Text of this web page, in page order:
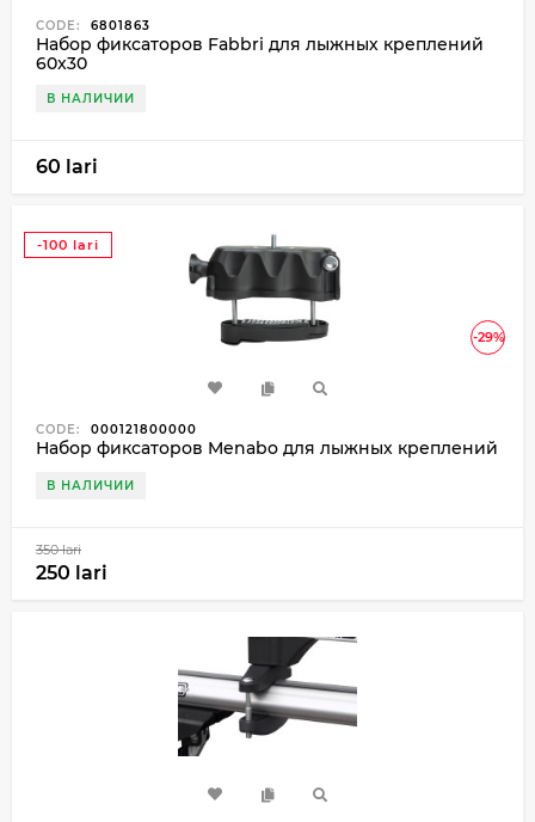
CODE: 6801863
Набор фиксаторов Fabbri для лыжных креплений
60x30
В НАЛИЧИИ
60 lari
-29%
-100 lari
CODE: 000121800000
Набор фиксаторов Menabo для лыжных креплений
В НАЛИЧИИ
350 lari
250 lari